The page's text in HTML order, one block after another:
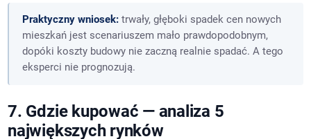
Praktyczny wniosek:trwały, głęboki spadek cen nowych
mieszkań jest scenariuszem mało prawdopodobnym,
dopóki koszty budowy nie zaczną realnie spadać. A tego
eksperci nie prognozują.
7. Gdzie kupować — analiza 5
największych rynków